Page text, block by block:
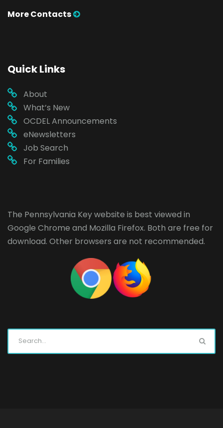
More Contacts
Quick Links
About
What’s New
OCDEL Announcements
eNewsletters
Job Search
For Families
The Pennsylvania Key website is best viewed in
Google Chrome and Mozilla Firefox. Both are free for
download. Other browsers are not recommended.